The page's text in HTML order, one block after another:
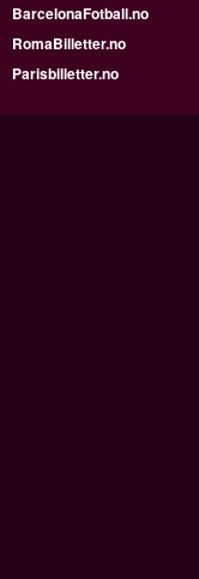
BarcelonaFotball.no
RomaBilletter.no
Parisbilletter.no